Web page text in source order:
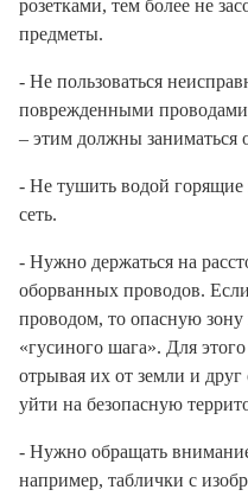
розетками, тем более не
предметы.
- Не пользоваться
поврежденными
– этим должны заниматься
- Не тушить водой
сеть.
- Нужно держаться на
оборванных проводов.
проводом, то опасную
«гусиного шага». Для
отрывая их от земли и
уйти на безопасную
- Нужно обращать
например, таблички с